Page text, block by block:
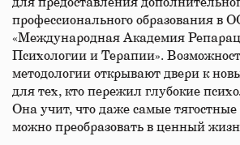
профессионального образования в
«Международная Академия
Психологии и Терапии».
методологии открывают двери к
для тех, кто пережил глубокие
Она учит, что даже самые
можно преобразовать в ценный